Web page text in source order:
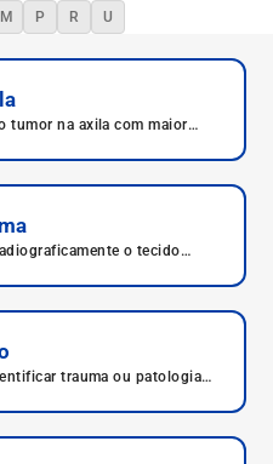
M P R U
tumor na axila com maior
o tecido
trauma ou patologias